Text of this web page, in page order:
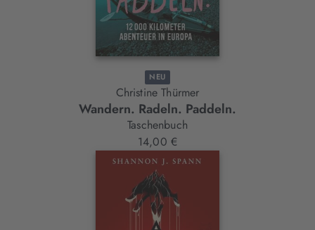
NEU
Christine Thürmer
Wandern. Radeln. Paddeln.
Taschenbuch
14,00 €